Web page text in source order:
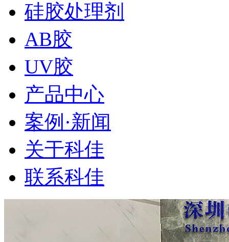
硅胶处理剂
AB胶
UV胶
产品中心
案例·新闻
关于科佳
联系科佳